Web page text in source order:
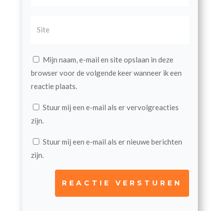
Mijn naam, e-mail en site opslaan in deze
browser voor de volgende keer wanneer ik een
reactie plaats.
Stuur mij een e-mail als er vervolgreacties
zijn.
Stuur mij een e-mail als er nieuwe berichten
zijn.
REACTIE VERSTUREN